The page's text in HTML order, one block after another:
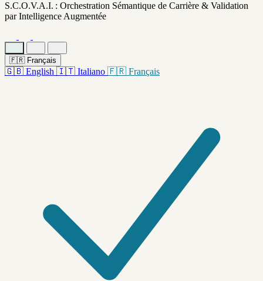
S.C.O.V.A.I. : Orchestration Sémantique de Carrière & Validation
par Intelligence Augmentée
🇫🇷 Français
🇬🇧 English 🇮🇹 Italiano 🇫🇷 Français